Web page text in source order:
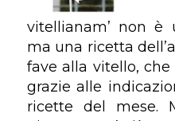
vitellianam’ non è
ma una ricetta
fave alla vitello,
grazie alle
ricette del mese.